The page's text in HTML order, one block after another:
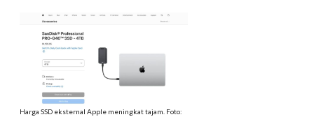
Harga SSD eksternal Apple meningkat tajam. Foto: